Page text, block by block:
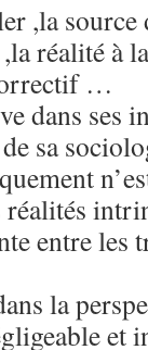
,la
réalité à
…
dans ses
sa
entre les
la
et